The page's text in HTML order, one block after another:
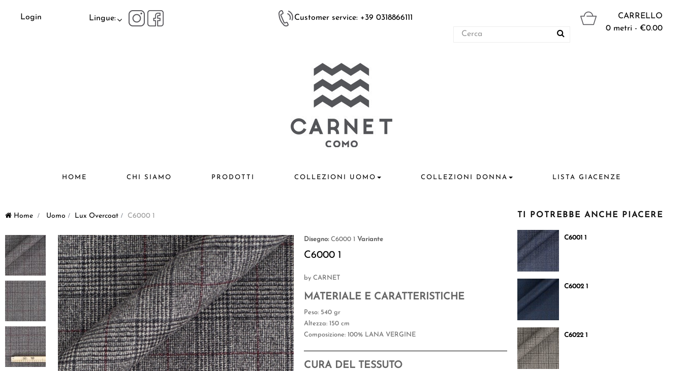
Login Lingue: Customer service: +39 0318866111
CARRELLO
0 metri - €0.00
HOME CHI SIAMO PRODOTTI COLLEZIONI UOMO COLLEZIONI DONNA LISTA GIACENZE
Home > Uomo > Lux Overcoat > C6000 1
Disegno: C6000 1 Variante
C6000 1
by CARNET
MATERIALE E CARATTERISTICHE
Peso: 540 gr
Altezza: 150 cm
Composizione: 100% LANA VERGINE
CURA DEL TESSUTO
TI POTREBBE ANCHE PIACERE
C6001 1
C6002 1
C6022 1